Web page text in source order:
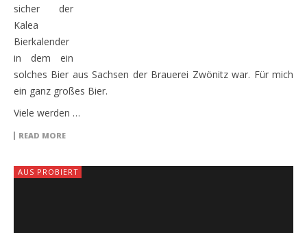
sicher der
Kalea
Bierkalender
in dem ein
solches Bier aus Sachsen der Brauerei Zwönitz war. Für mich
ein ganz großes Bier.
Viele werden …
READ MORE
AUS PROBIERT